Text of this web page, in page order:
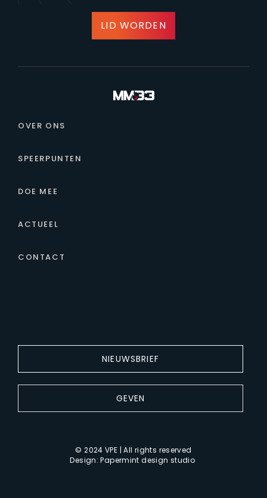
LID WORDEN
OVER ONS
SPEERPUNTEN
DOE MEE
ACTUEEL
CONTACT
NIEUWSBRIEF
GEVEN
© 2024 VPE | All rights reserved
Design:Papermint design studio